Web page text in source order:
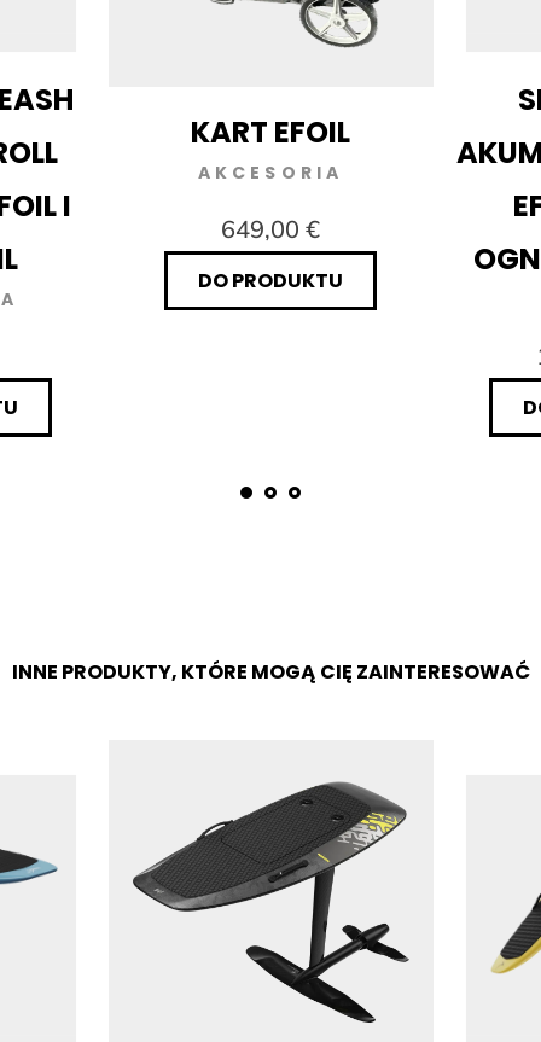
I
KART EFOIL
AKCESORIA
649,00 €
DO PRODUKTU
INNE PRODUKTY, KTÓRE MOGĄ CIĘ ZAINTERESOWAĆ